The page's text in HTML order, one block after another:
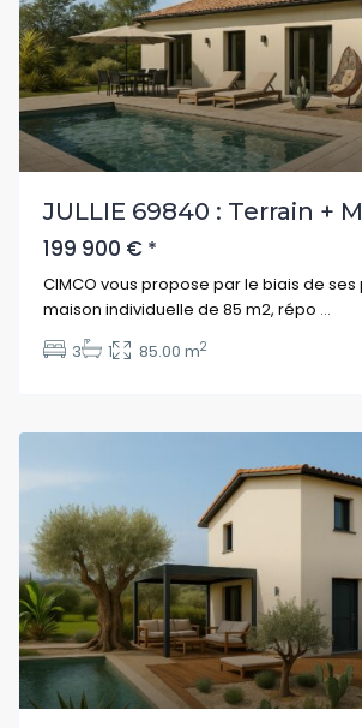
JULLIE 69840 : Terrain +
199 900 € *
CIMCO vous propose par le biais de
maison individuelle de 85 m2, répo
3 1 85.00 m2